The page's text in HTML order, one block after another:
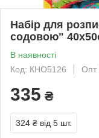
Набір для
содовою"
В наявності
Код: КНО5126
Опт
335 ₴
324 ₴ від 5 шт.